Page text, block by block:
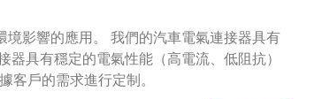
影響的應用。 我們的汽車電氣連接器具有
具有穩定的電氣性能（高電流、低阻抗）
戶的需求進行定制。